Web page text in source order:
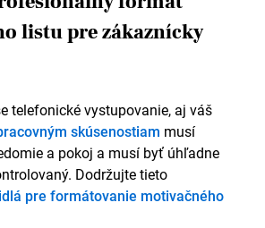
listu pre zákaznícky
telefonické vystupovanie, aj váš
skúsenostiam musí
a pokoj a musí byť úhľadne
Dodržujte tieto
pre formátovanie motivačného